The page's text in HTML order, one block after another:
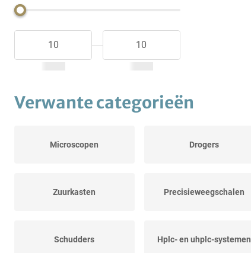
Verwante categorieën
Microscopen Drogers
Zuurkasten Precisieweegschalen
Schudders Hplc- en uhplc-systemen